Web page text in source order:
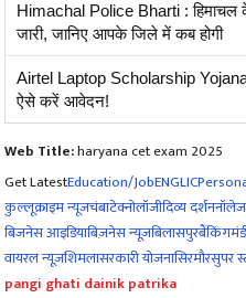
Himachal Police Bharti : हिमाचल
जारी, जानिए आपके जिले में कब होगी
Airtel Laptop Scholarship Yojana:
ऐसे करें आवेदन!
Web Title:haryana cet exam 2025
Get LatestEducation/JobENGLIC
कुल्लूक्राइम न्यूजचंबाटेक्नोलॉजीदिव्य दर्शननॉलेज
बिजनेस आइडियाबिज़नेस न्यूज़बिलासपुरबैंकिंग
वायरल न्यूज़शिमलासरकारी योजनासिरमौरसुपर
pangi ghati dainik patrika